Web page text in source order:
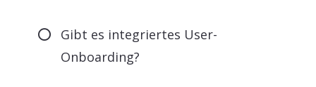
Gibt es integriertes User-
Onboarding?